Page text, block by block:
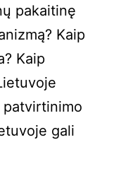
pakaitinę
Kaip
Kaip
patvirtinimo
gali